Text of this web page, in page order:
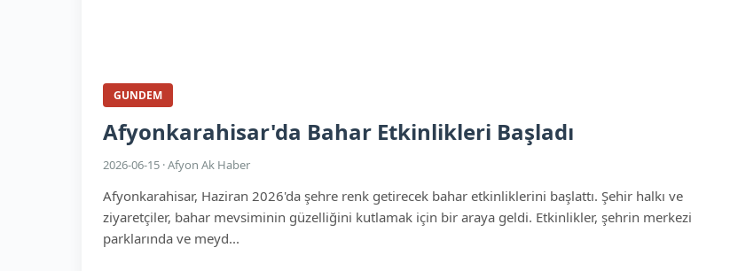
GUNDEM
Afyonkarahisar'da Bahar Etkinlikleri Başladı
2026-06-15 · Afyon Ak Haber
Afyonkarahisar, Haziran 2026'da şehre renk getirecek bahar etkinliklerini başlattı. Şehir halkı ve
ziyaretçiler, bahar mevsiminin güzelliğini kutlamak için bir araya geldi. Etkinlikler, şehrin merkezi
parklarında ve meyd...